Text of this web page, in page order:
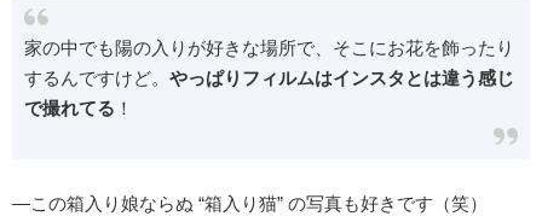
家の中でも陽の入りが好きな場所で、そこにお花を飾ったり
するんですけど。 やっぱりフィルムはインスタとは違う感じ
で撮れてる ！
―この箱入り娘ならぬ “箱入り猫” の写真も好きです（笑）